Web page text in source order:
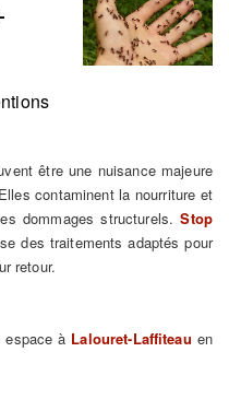
être une nuisance majeure
contaminent la nourriture et
dommages structurels.Stop
des traitements adaptés pour
retour.
espace à Lalouret-Laffiteau en